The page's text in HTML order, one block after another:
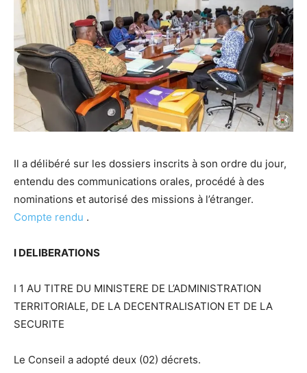
Il a délibéré sur les dossiers inscrits à son ordre du jour,
entendu des communications orales, procédé à des
nominations et autorisé des missions à l’étranger.
Compte rendu .
I DELIBERATIONS
I 1 AU TITRE DU MINISTERE DE L’ADMINISTRATION
TERRITORIALE, DE LA DECENTRALISATION ET DE LA
SECURITE
Le Conseil a adopté deux (02) décrets.